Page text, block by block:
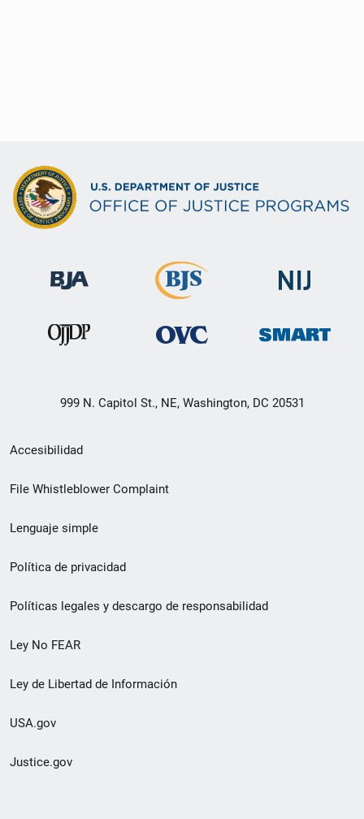
999 N. Capitol St., NE, Washington, DC 20531
Menú
de
de
pie
de
página
Accesibilidad
File Whistleblower Complaint
Lenguaje simple
Política de privacidad
Políticas legales y descargo de responsabilidad
Ley No FEAR
Ley de Libertad de Información
USA.gov
Justice.gov